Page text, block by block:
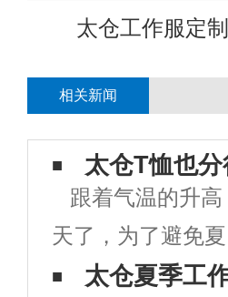
太仓工作服定制
相关新闻
太仓T恤也
跟着气温的升
天了，为了避免
热，清凉个性的T
太仓夏季工